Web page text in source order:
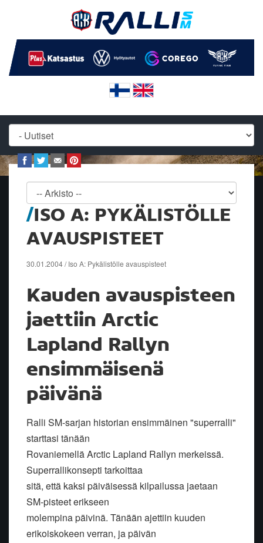
ISO A: PYKÄLISTÖLLE
AVAUSPISTEET
30.01.2004 / Iso A: Pykälistölle avauspisteet
Kauden avauspisteen
jaettiin Arctic
Lapland Rallyn
ensimmäisenä
päivänä
Ralli SM-sarjan historian ensimmäinen "superralli"
starttasi tänään
Rovaniemellä Arctic Lapland Rallyn merkeissä.
Superrallikonsepti tarkoittaa
sitä, että kaksi päiväisessä kilpailussa jaetaan
SM-pisteet erikseen
molempina päivinä. Tänään ajettiin kuuden
erikoiskokeen verran, ja päivän